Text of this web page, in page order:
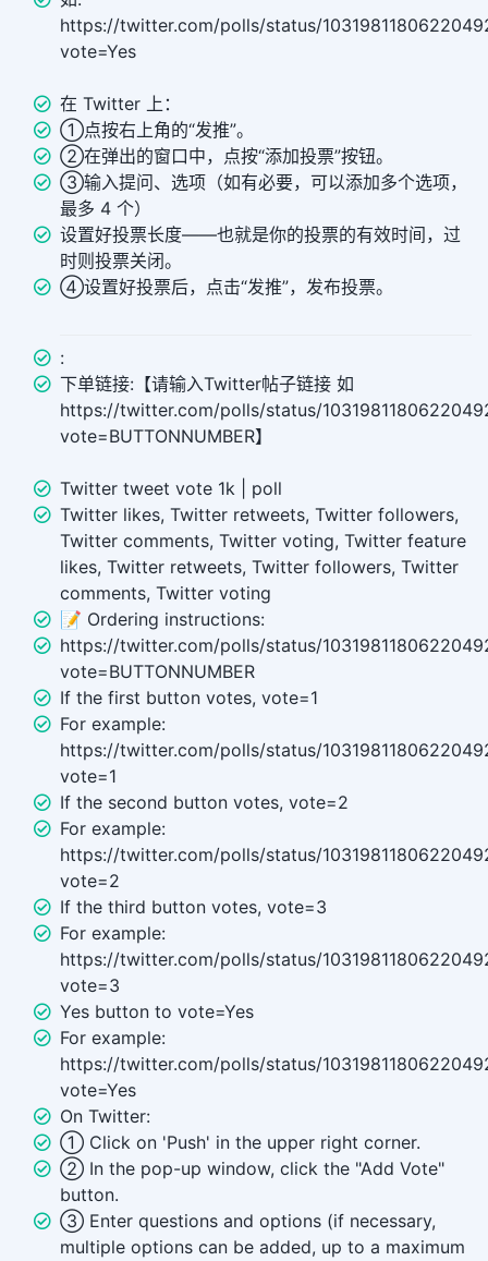
https://twitter.com/polls/status/
vote=Yes
在 Twitter 上：
①点按右上角的“发推”。
②在弹出的窗口中，点按“添加投票”按钮。
③输入提问、选项（如有必要，可以添加多个选项，
最多 4 个）
设置好投票长度——也就是你的投票的有效时间，过
时则投票关闭。
④设置好投票后，点击“发推”，发布投票。
:
下单链接:【请输入Twitter帖子链接 如
https://twitter.com/polls/status/
vote=BUTTONNUMBER】
Twitter tweet vote 1k | poll
Twitter likes, Twitter retweets, Twitter followers,
Twitter comments, Twitter voting, Twitter feature
likes, Twitter retweets, Twitter followers, Twitter
comments, Twitter voting
📝 Ordering instructions:
https://twitter.com/polls/status/
vote=BUTTONNUMBER
If the first button votes, vote=1
For example:
https://twitter.com/polls/status/
vote=1
If the second button votes, vote=2
For example:
https://twitter.com/polls/status/
vote=2
If the third button votes, vote=3
For example:
https://twitter.com/polls/status/
vote=3
Yes button to vote=Yes
For example:
https://twitter.com/polls/status/
vote=Yes
On Twitter:
① Click on 'Push' in the upper right corner.
② In the pop-up window, click the "Add Vote"
button.
③ Enter questions and options (if necessary,
multiple options can be added, up to a maximum